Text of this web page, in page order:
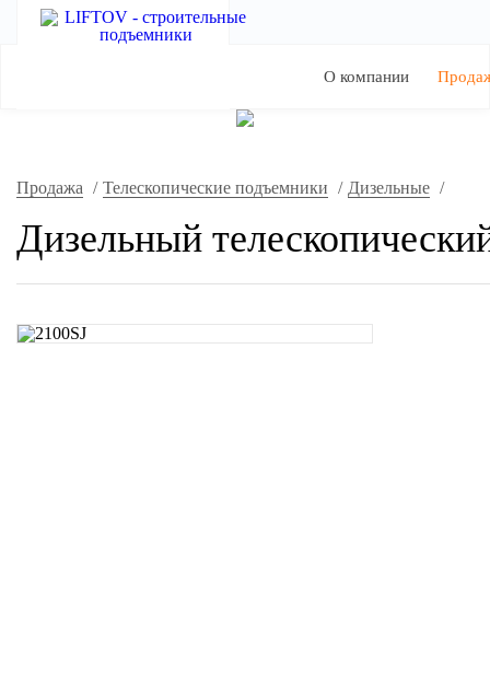
О компании
Продажа / Телескопические подъемники / Дизельные /
Дизельный